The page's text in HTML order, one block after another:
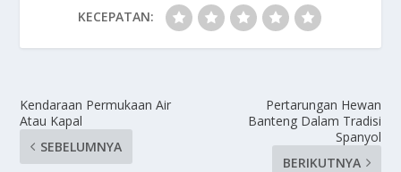
KECEPATAN:
Kendaraan Permukaan Air
Atau Kapal
SEBELUMNYA
Pertarungan Hewan
Banteng Dalam Tradisi
Spanyol
BERIKUTNYA